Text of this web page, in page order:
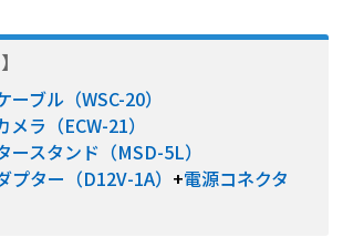
ブル（WSC-20）
メラ（ECW-21）
ースタンド（MSD-5L）
プター（D12V-1A） +電源コネクタ